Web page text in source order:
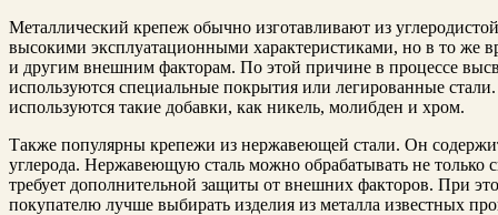
Металлический крепеж обычно изготавливают из
высокими эксплуатационными характеристиками, но в то же
и другим внешним факторам. По этой причине в процессе
используются специальные покрытия или легированные
используются такие добавки, как никель, молибден и хром.
Также популярны крепежи из нержавеющей стали. Он
углерода. Нержавеющую сталь можно обрабатывать не только
требует дополнительной защиты от внешних факторов. При
покупателю лучше выбирать изделия из металла известных